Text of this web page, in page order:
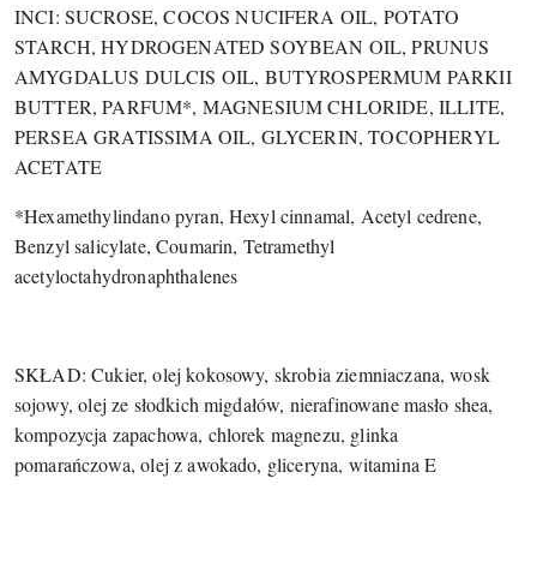
INCI: SUCROSE, COCOS NUCIFERA OIL, POTATO
STARCH, HYDROGENATED SOYBEAN OIL, PRUNUS
AMYGDALUS DULCIS OIL, BUTYROSPERMUM PARKII
BUTTER, PARFUM*, MAGNESIUM CHLORIDE, ILLITE,
PERSEA GRATISSIMA OIL, GLYCERIN, TOCOPHERYL
ACETATE
*Hexamethylindano pyran, Hexyl cinnamal, Acetyl cedrene,
Benzyl salicylate, Coumarin, Tetramethyl
acetyloctahydronaphthalenes
SKŁAD: Cukier, olej kokosowy, skrobia ziemniaczana, wosk
sojowy, olej ze słodkich migdałów, nierafinowane masło shea,
kompozycja zapachowa, chlorek magnezu, glinka
pomarańczowa, olej z awokado, gliceryna, witamina E